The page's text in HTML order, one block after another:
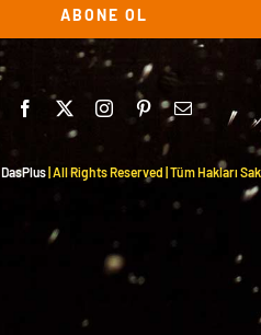
ABONE OL
DasPlus | All Rights Reserved | Tüm Hakları